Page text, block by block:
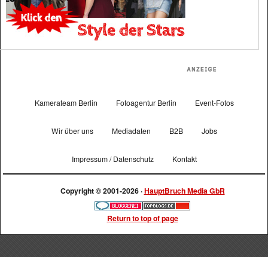
Kamerateam Berlin Fotoagentur Berlin Event-Fotos
Wir über uns Mediadaten B2B Jobs
Impressum / Datenschutz Kontakt
Copyright © 2001-2026 ·HauptBruch Media GbR
Return to top of page